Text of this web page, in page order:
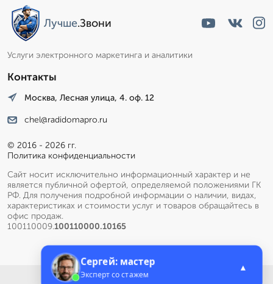
Лучше.Звони
Услуги электронного маркетинга и аналитики
Контакты
Москва, Лесная улица, 4. оф. 12
chel@radidomapro.ru
© 2016 - 2026 гг.
Политика конфиденциальности
Сайт носит исключительно информационный характер и не
является публичной офертой, определяемой положениями ГК
РФ. Для получения подробной информации о наличии, видах,
характеристиках и стоимости услуг и товаров обращайтесь в
офис продаж.
100110009.100110000.10165
Сергей: мастер
Эксперт со стажем
▲